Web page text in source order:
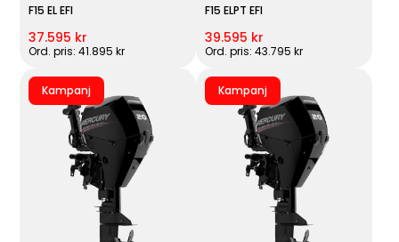
F15 EL EFI
37.595 kr
Ord. pris: 41.895 kr
F15 ELPT EFI
39.595 kr
Ord. pris: 43.795 kr
Kampanj Kampanj